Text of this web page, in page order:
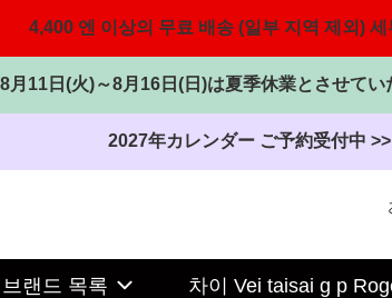
4,400 엔 이상의 무료 배송 (일부 지역 제외) 세
8月11日(火)～8月16日(日)は夏季休業とさせてい
2027年カレンダー ご予約受付中 >>
브랜드 목록 차이 Vei taisai g p